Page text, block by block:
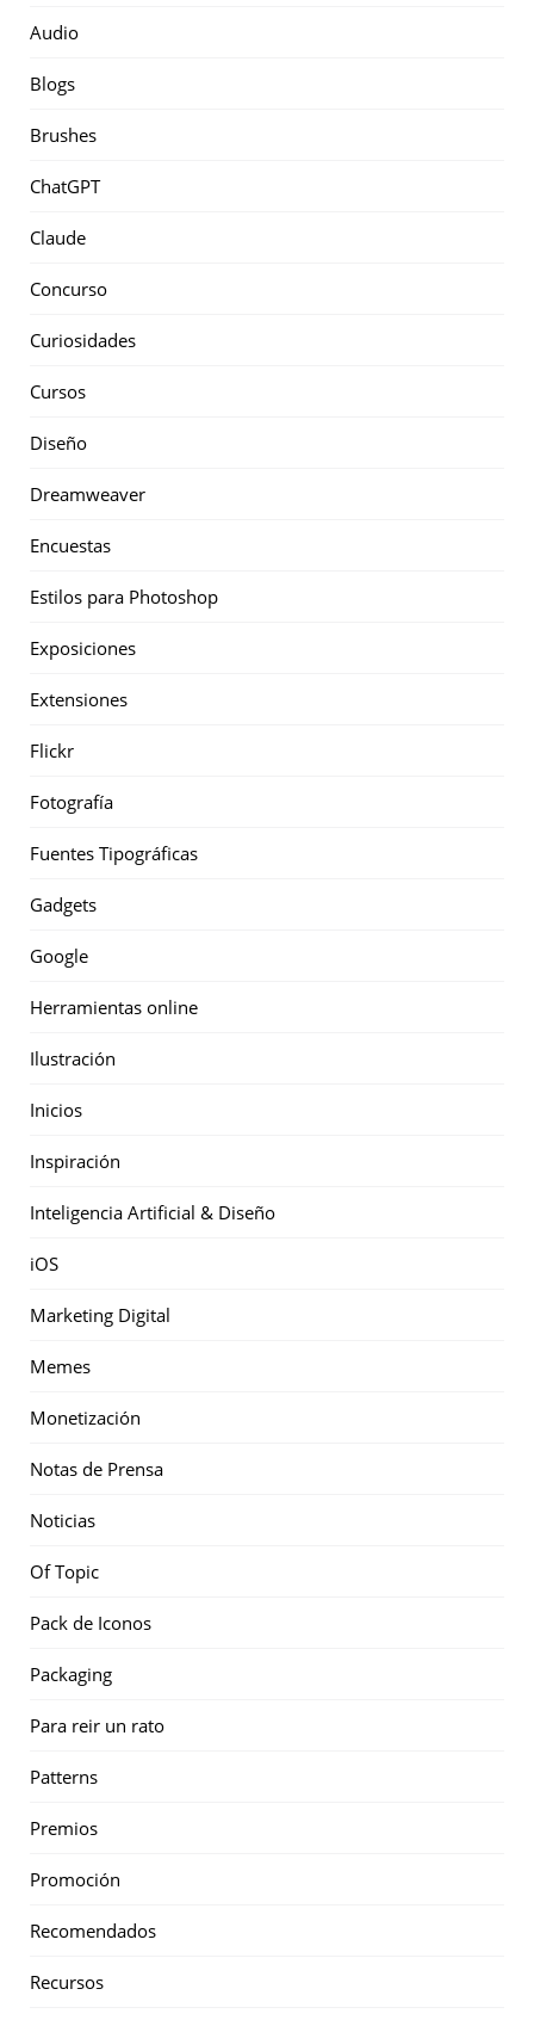
Audio
Blogs
Brushes
ChatGPT
Claude
Concurso
Curiosidades
Cursos
Diseño
Dreamweaver
Encuestas
Estilos para Photoshop
Exposiciones
Extensiones
Flickr
Fotografía
Fuentes Tipográficas
Gadgets
Google
Herramientas online
Ilustración
Inicios
Inspiración
Inteligencia Artificial & Diseño
iOS
Marketing Digital
Memes
Monetización
Notas de Prensa
Noticias
Of Topic
Pack de Iconos
Packaging
Para reir un rato
Patterns
Premios
Promoción
Recomendados
Recursos